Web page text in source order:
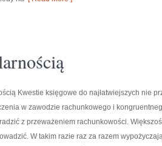
Kwestie księgowe do najłatwiejszych nie
w zawodzie rachunkowego i
z przeważeniem rachunkowości.
W takim razie raz za razem